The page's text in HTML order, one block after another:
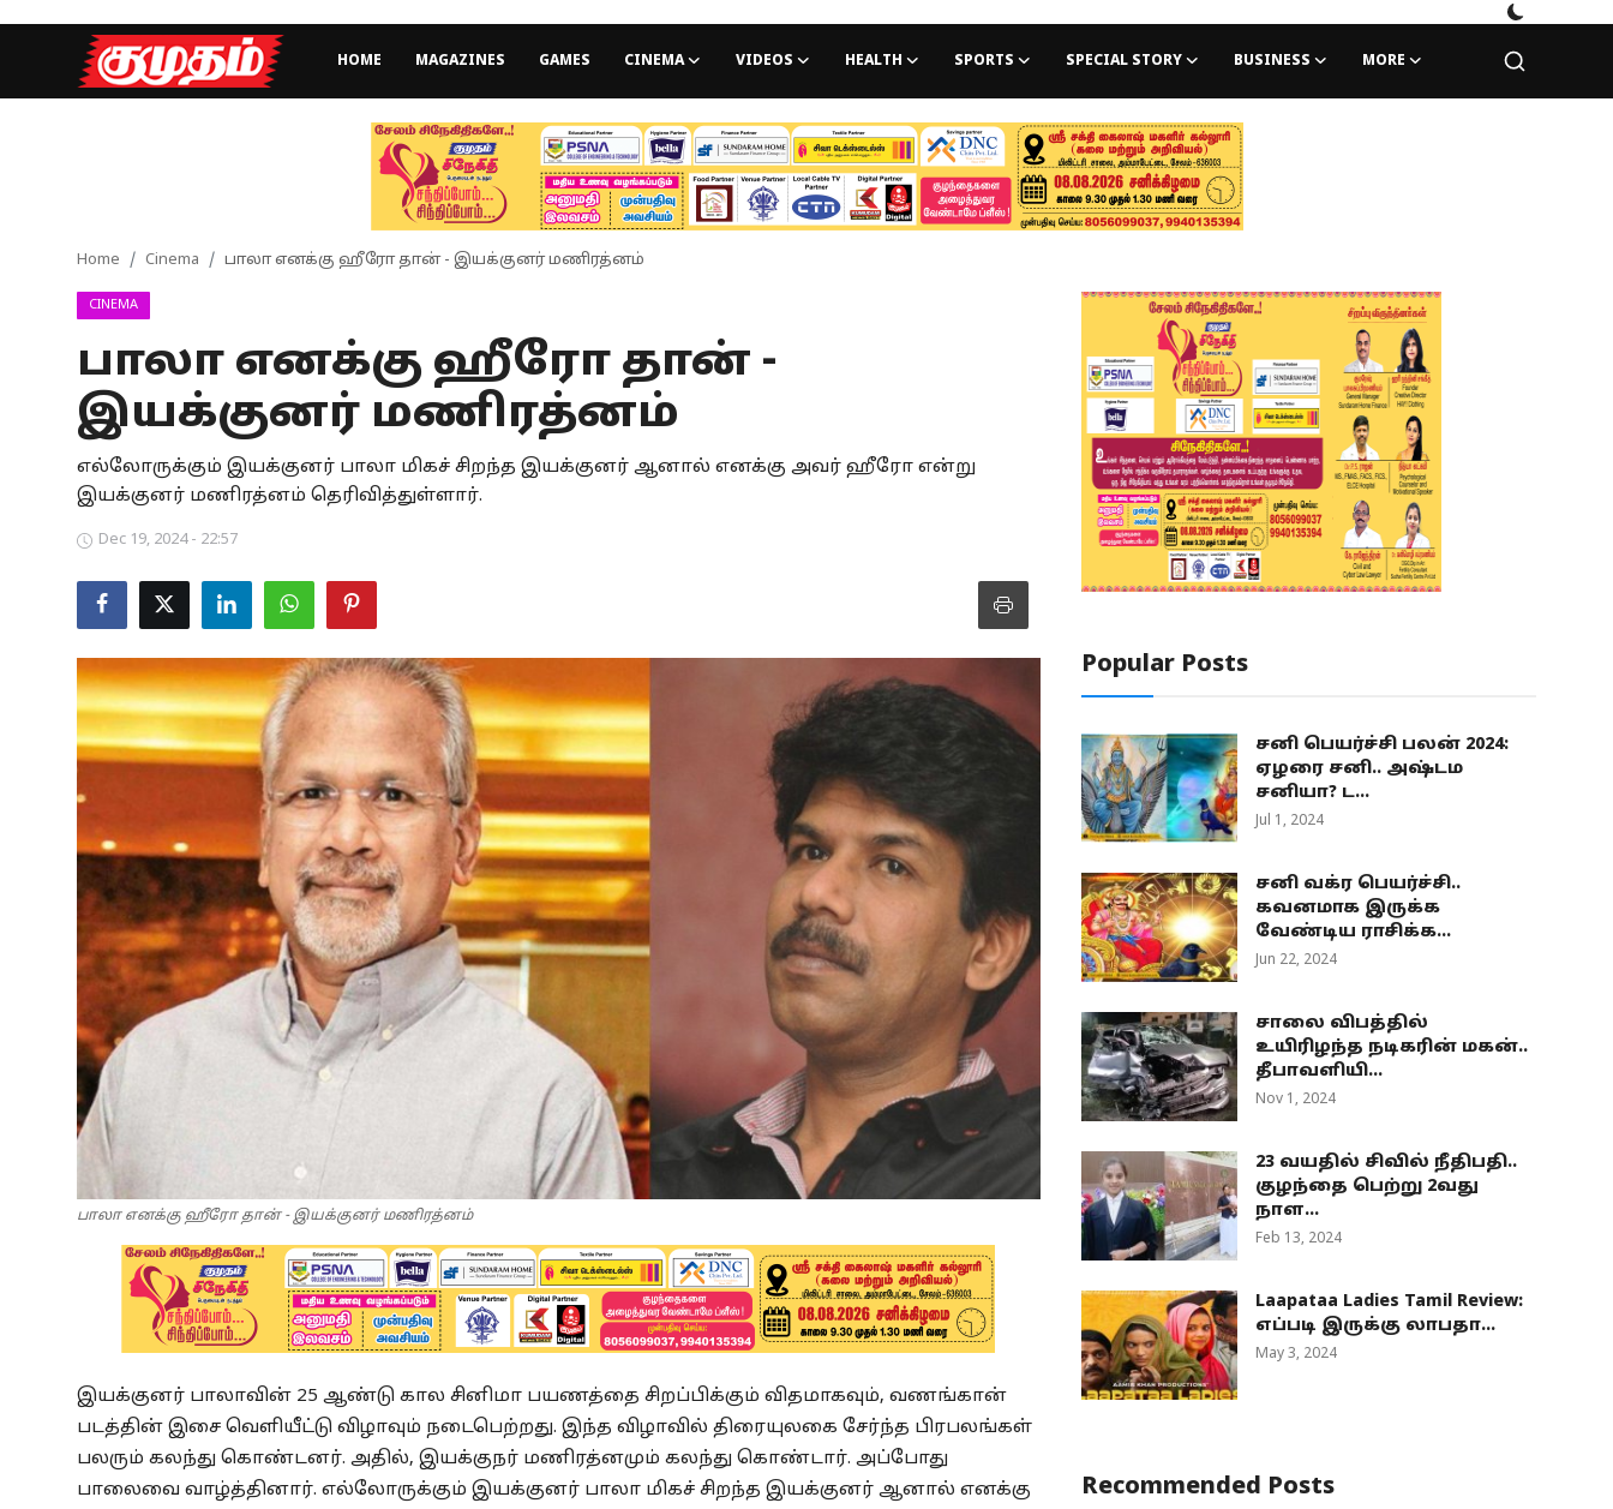
HOME MAGAZINES GAMES CINEMA VIDEOS HEALTH SPORTS SPECIAL STORY BUSINESS MORE
Games
Business
Tamilnadu
National
Astrology
Spirituality
Weather
Politics
Home Cinema பாலா எனக்கு ஹீரோ தான் - இயக்குனர் மணிரத்னம்
CINEMA
பாலா எனக்கு ஹீரோ தான் -
இயக்குனர் மணிரத்னம்
எல்லோருக்கும் இயக்குனர் பாலா மிகச் சிறந்த இயக்குனர் ஆனால் எனக்கு அவர் ஹீரோ என்று
இயக்குனர் மணிரத்னம் தெரிவித்துள்ளார்.
Dec 19, 2024 - 22:57
பாலா எனக்கு ஹீரோ தான் - இயக்குனர் மணிரத்னம்
இயக்குனர் பாலாவின் 25 ஆண்டு கால சினிமா பயணத்தை சிறப்பிக்கும் விதமாகவும், வணங்கான்
படத்தின் இசை வெளியீட்டு விழாவும் நடைபெற்றது. இந்த விழாவில் திரையுலகை சேர்ந்த பிரபலங்கள்
பலரும் கலந்து கொண்டனர். அதில், இயக்குநர் மணிரத்னமும் கலந்து கொண்டார். அப்போது
பாலைவை வாழ்த்தினார். எல்லோருக்கும் இயக்குனர் பாலா மிகச் சிறந்த இயக்குனர் ஆனால் எனக்கு
Popular Posts
சனி பெயர்ச்சி பலன் 2024:
ஏழரை சனி.. அஷ்டம
சனியா? ட...
Jul 1, 2024
சனி வக்ர பெயர்ச்சி..
கவனமாக இருக்க
வேண்டிய ராசிக்க...
Jun 22, 2024
சாலை விபத்தில்
உயிரிழந்த நடிகரின் மகன்..
தீபாவளியி...
Nov 1, 2024
23 வயதில் சிவில் நீதிபதி..
குழந்தை பெற்று 2வது
நாள...
Feb 13, 2024
Laapataa Ladies Tamil Review:
எப்படி இருக்கு லாபதா...
May 3, 2024
Recommended Posts